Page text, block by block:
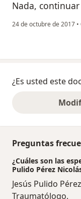
Nada, continuar
24 de octubre de 2017 •
¿Es usted este
Preguntas
¿Cuáles son las
Pulido Pérez
Jesús Pulido
Traumatólogo.